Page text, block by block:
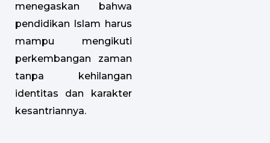
menegaskan bahwa
pendidikan Islam harus
mampu mengikuti
perkembangan zaman
tanpa kehilangan
identitas dan karakter
kesantriannya.